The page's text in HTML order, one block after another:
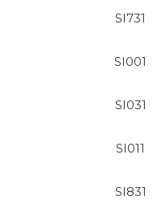
SI731
SI001
SI031
SI011
SI831